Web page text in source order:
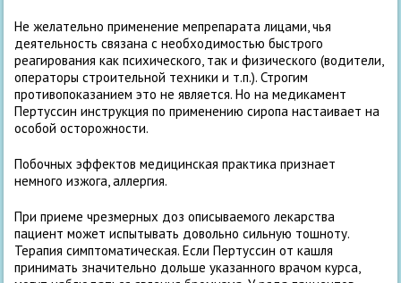
Не желательно применение мепрепарата лицами, чья
деятельность связана с необходимостью быстрого
реагирования как психического, так и физического (водители,
операторы строительной техники и т.п.). Строгим
противопоказанием это не является. Но на медикамент
Пертуссин инструкция по применению сиропа настаивает на
особой осторожности.
Побочных эффектов медицинская практика признает
немного изжога, аллергия.
При приеме чрезмерных доз описываемого лекарства
пациент может испытывать довольно сильную тошноту.
Терапия симптоматическая. Если Пертуссин от кашля
принимать значительно дольше указанного врачом курса,